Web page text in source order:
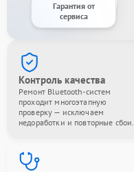
Гарантия от
сервиса
Контроль качества
Ремонт Bluetooth-систем
проходит многоэтапную
проверку — исключаем
недоработки и повторные сбои.